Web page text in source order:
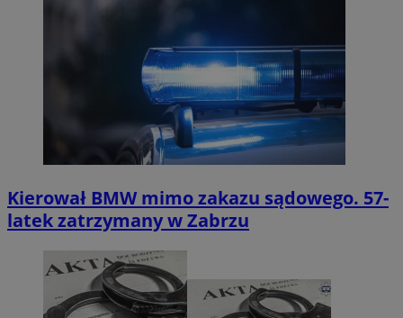
Kierował BMW mimo zakazu sądowego. 57-
latek zatrzymany w Zabrzu